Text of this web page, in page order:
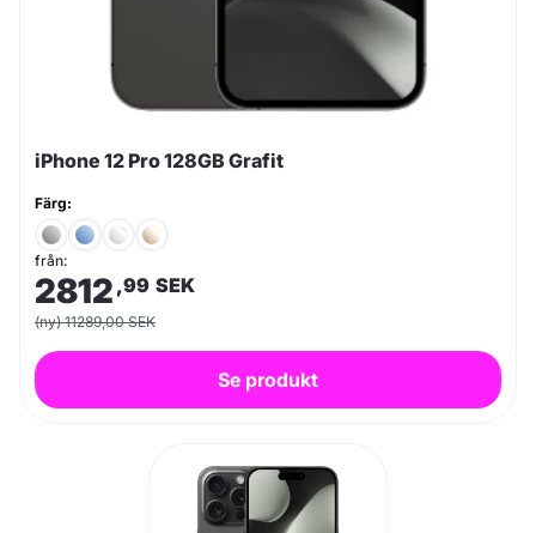
iPhone 12 Pro 128GB Grafit
Färg:
från:
2812 ,99 SEK
(ny) 11289,00 SEK
Se produkt